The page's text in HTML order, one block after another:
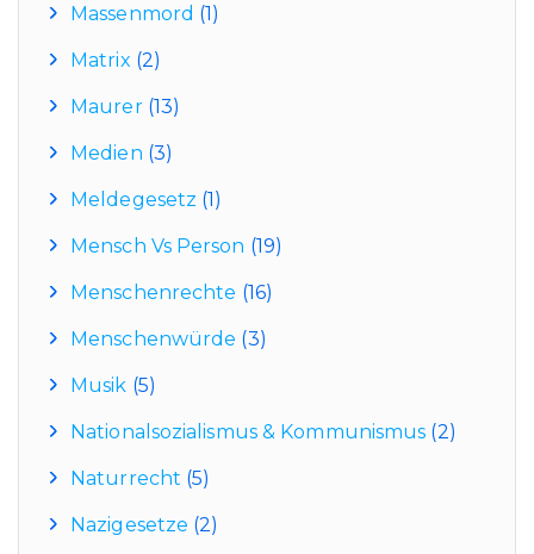
Massenmord (1)
Matrix (2)
Maurer(13)
Medien (3)
Meldegesetz (1)
Mensch Vs Person (19)
Menschenrechte (16)
Menschenwürde (3)
Musik (5)
Nationalsozialismus & Kommunismus (2)
Naturrecht (5)
Nazigesetze (2)